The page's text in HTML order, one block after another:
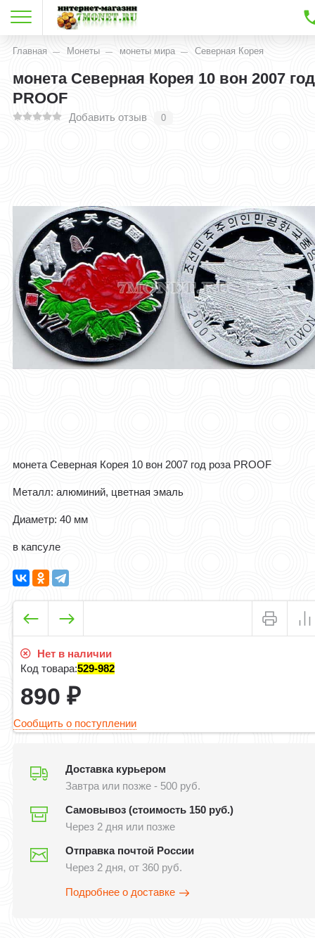
Главная Монеты монеты мира Северная Корея
монета Северная Корея 10 вон 2007
PROOF
Добавить отзыв 0
монета Северная Корея 10 вон 2007 год роза PROOF
Металл: алюминий, цветная эмаль
Диаметр: 40 мм
в капсуле
Нет в наличии
Код товара:529-982
890₽
Сообщить о поступлении
Доставка курьером
Завтра или позже - 500 руб.
Самовывоз (стоимость 150 руб.)
Через 2 дня или позже
Отправка почтой России
Через 2 дня, от 360 руб.
Подробнее о доставке